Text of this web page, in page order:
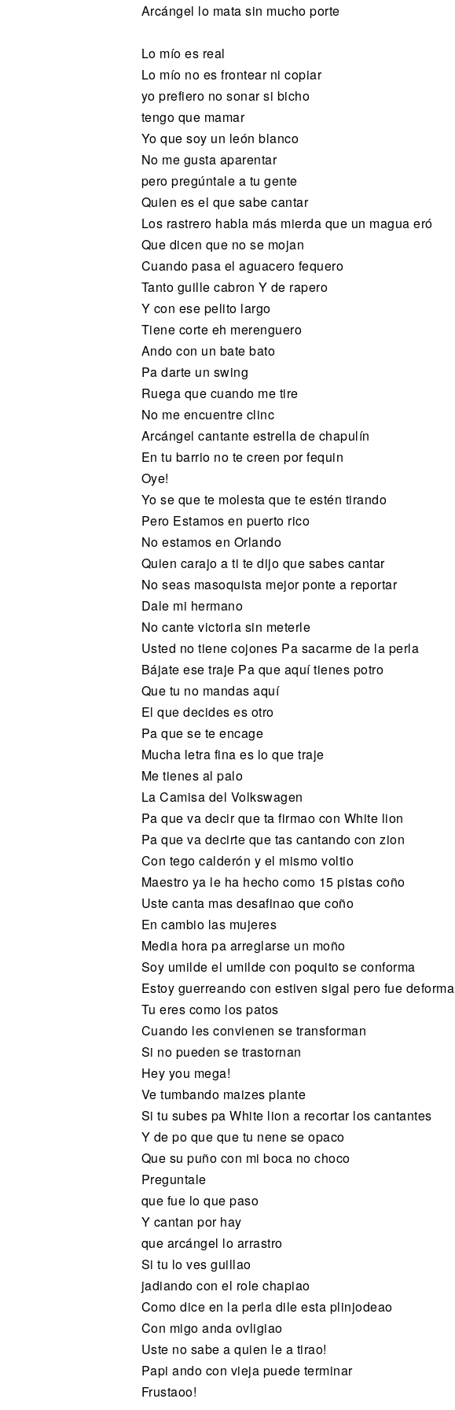
Arcángel lo mata sin mucho porte
Lo mío es real
Lo mío no es frontear ni copiar
yo prefiero no sonar si bicho
tengo que mamar
Yo que soy un león blanco
No me gusta aparentar
pero pregúntale a tu gente
Quien es el que sabe cantar
Los rastrero habla más mierda que un magua eró
Que dicen que no se mojan
Cuando pasa el aguacero fequero
Tanto guille cabron Y de rapero
Y con ese pelito largo
Tiene corte eh merenguero
Ando con un bate bato
Pa darte un swing
Ruega que cuando me tire
No me encuentre clinc
Arcángel cantante estrella de chapulín
En tu barrio no te creen por fequin
Oye!
Yo se que te molesta que te estén tirando
Pero Estamos en puerto rico
No estamos en Orlando
Quien carajo a ti te dijo que sabes cantar
No seas masoquista mejor ponte a reportar
Dale mi hermano
No cante victoria sin meterle
Usted no tiene cojones Pa sacarme de la perla
Bájate ese traje Pa que aquí tienes potro
Que tu no mandas aquí
El que decides es otro
Pa que se te encage
Mucha letra fina es lo que traje
Me tienes al palo
La Camisa del Volkswagen
Pa que va decir que ta firmao con White lion
Pa que va decirte que tas cantando con zion
Con tego calderón y el mismo voltio
Maestro ya le ha hecho como 15 pistas coño
Uste canta mas desafinao que coño
En cambio las mujeres
Media hora pa arreglarse un moño
Soy umilde el umilde con poquito se conforma
Estoy guerreando con estiven sigal pero fue deforma
Tu eres como los patos
Cuando les convienen se transforman
Si no pueden se trastornan
Hey you mega!
Ve tumbando maizes plante
Si tu subes pa White lion a recortar los cantantes
Y de po que que tu nene se opaco
Que su puño con mi boca no choco
Preguntale
que fue lo que paso
Y cantan por hay
que arcángel lo arrastro
Si tu lo ves guillao
jadiando con el role chapiao
Como dice en la perla dile esta plinjodeao
Con migo anda ovligiao
Uste no sabe a quien le a tirao!
Papi ando con vieja puede terminar
Frustaoo!